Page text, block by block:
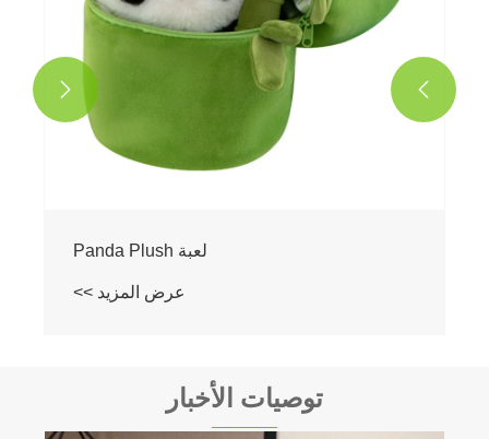
لعبة Panda Plush
عرض المزيد >>


توصيات الأخبار